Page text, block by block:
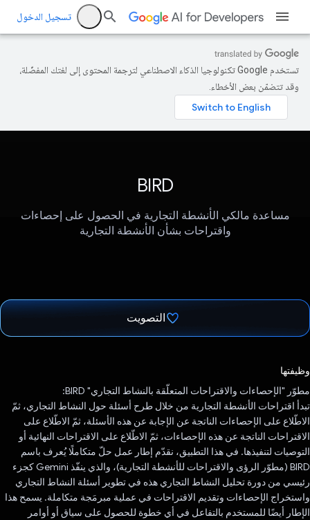
تسجيل الدخول
تستخدم Google تكنولوجيا الذكاء الاصطناعي لترجمة المحتوى إلى لغتك المفضّلة،
وقد تتضمّن بعض الأخطاء.
BIRD
مساعدة مالكي الأنشطة التجارية في الحصول على إحصاءات
واقتراحات بشأن الأنشطة التجارية
التصويت
وظيفتها
مطوّر "الإحصاءات والاقتراحات المتعلّقة بالنشاط التجاري" BIRD:
تبدأ اقتراحات الأنشطة التجارية من خلال طرح أسئلة حول النشاط التجاري، ثمّ
الاطّلاع على الإحصاءات الناتجة عن الإجابة عن هذه الأسئلة، ثمّ الاطّلاع على
الاقتراحات الناتجة عن هذه الإحصاءات، ثمّ الاطّلاع على الاقتراحات النهائية أو
التوصيات لتنفيذها. في هذا التطبيق، نقدّم إطار عمل حلّ متكاملًا يُعرف باسم
BIRD (مطوّر الرؤى والاقتراحات للأنشطة التجارية)، والذي ينفّذ Gemini كجزء
رئيسي من دورة تحليل النشاط التجاري هذه في تطوير أسئلة النشاط التجاري
واستخراج الإحصاءات وتقديم الاقتراحات في عملية مبرمَجة متكاملة. يسمح هذا
الإطار أيضًا للمستخدم بالتفاعل في أي خطوة للحصول على سياق أو أوامر